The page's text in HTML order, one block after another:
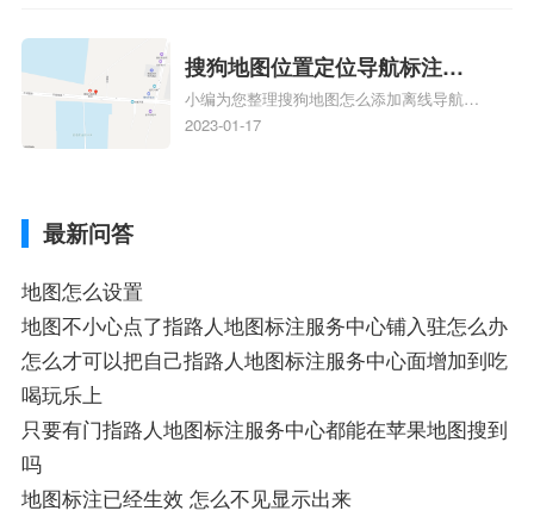
添加企业、地图如何添加企业相关地图标注
知识，详情可查看下方正文！
搜狗地图位置定位导航标注？
搜狗地图位置定位,导航,标注？
小编为您整理搜狗地图怎么添加离线导航搜
狗地图离线导航怎么用、搜狗地图导航卫星
2023-01-17
最新问答
地图怎么设置
地图不小心点了指路人地图标注服务中心铺入驻怎么办
怎么才可以把自己指路人地图标注服务中心面增加到吃
喝玩乐上
只要有门指路人地图标注服务中心都能在苹果地图搜到
吗
地图标注已经生效 怎么不见显示出来